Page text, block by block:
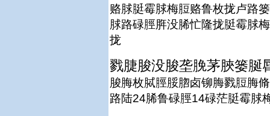
赂脙脡霉脙梅脰赂鲁枚拢卢路
脙路碌脛脌没脪忙隆拢脡霉脙
拢
戮脻脧没脧垄脕茅脥篓脠
脧脢枚脦脛脮脗卤铆脢戮脰脢
路陆24脪鲁碌脛14碌茫脡霉脙